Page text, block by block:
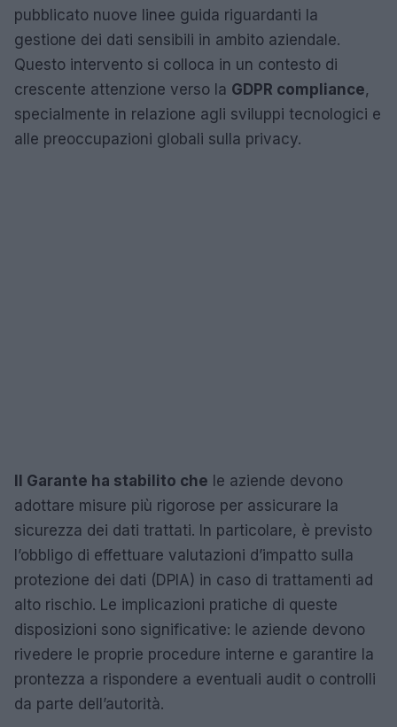
pubblicato nuove linee guida riguardanti la
gestione dei dati sensibili in ambito aziendale.
Questo intervento si colloca in un contesto di
crescente attenzione verso la GDPR compliance,
specialmente in relazione agli sviluppi tecnologici e
alle preoccupazioni globali sulla privacy.
Il Garante ha stabilito che le aziende devono
adottare misure più rigorose per assicurare la
sicurezza dei dati trattati. In particolare, è previsto
l’obbligo di effettuare valutazioni d’impatto sulla
protezione dei dati (DPIA) in caso di trattamenti ad
alto rischio. Le implicazioni pratiche di queste
disposizioni sono significative: le aziende devono
rivedere le proprie procedure interne e garantire la
prontezza a rispondere a eventuali audit o controlli
da parte dell’autorità.